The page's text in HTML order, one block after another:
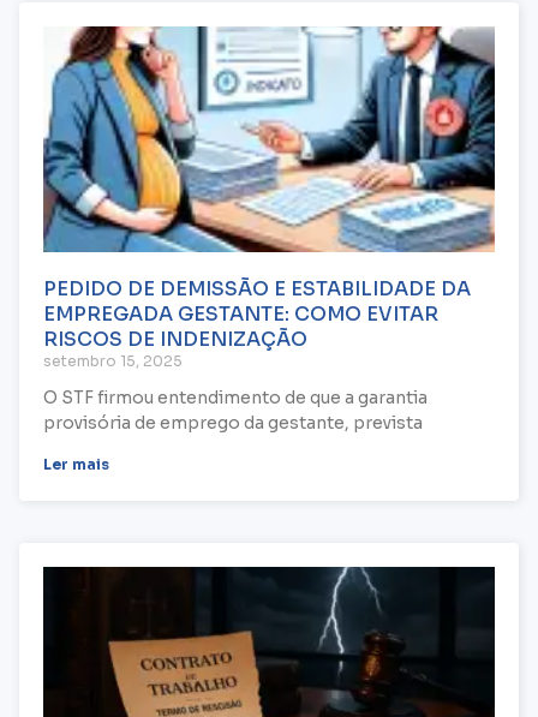
PEDIDO DE DEMISSÃO E ESTABILIDADE DA
EMPREGADA GESTANTE: COMO EVITAR
RISCOS DE INDENIZAÇÃO
setembro 15, 2025
O STF firmou entendimento de que a garantia
provisória de emprego da gestante, prevista
Ler mais